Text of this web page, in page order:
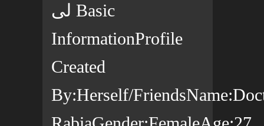
لی Basic
InformationProfile
Created
By:Herself/